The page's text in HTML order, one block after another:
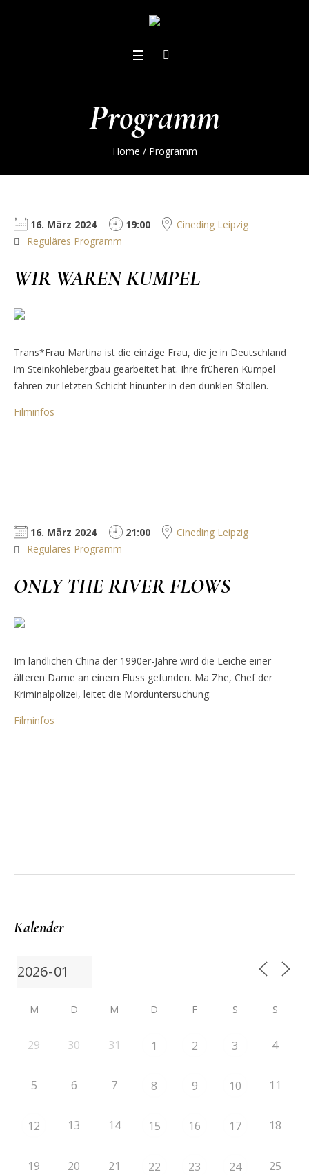
Programm
Home / Programm
16. März 2024 19:00
Cineding Leipzig
Reguläres Programm
WIR WAREN KUMPEL
Trans*Frau Martina ist die einzige Frau, die je in Deutschland
im Steinkohlebergbau gearbeitet hat. Ihre früheren Kumpel
fahren zur letzten Schicht hinunter in den dunklen Stollen.
Filminfos
16. März 2024 21:00
Cineding Leipzig
Reguläres Programm
ONLY THE RIVER FLOWS
Im ländlichen China der 1990er-Jahre wird die Leiche einer
älteren Dame an einem Fluss gefunden. Ma Zhe, Chef der
Kriminalpolizei, leitet die Morduntersuchung.
Filminfos
Kalender
M D M D F S S
29 30 31 1 2 3 4
5 6 7 8 9 10 11
12 13 14 15 16 17 18
19 20 21 22 23 24 25